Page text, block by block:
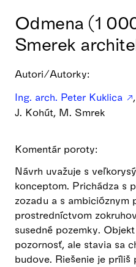
Odmena (1
Smerek
Autori/Autorky:
Ing. arch. Peter Kuklica
,
J. Kohút, M. Smrek
Komentár poroty:
Návrh uvažuje s
konceptom. Prichádza s
zozadu a s ambicióznym
prostredníctvom
susedné pozemky.
pozornosť, ale stavia sa
budove. Riešenie je príliš